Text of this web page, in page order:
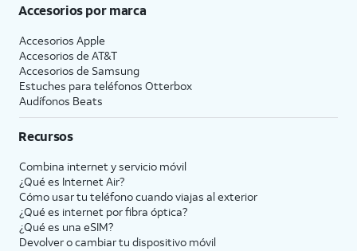
Accesorios por marca
Accesorios Apple
Accesorios de AT&T
Accesorios de Samsung
Estuches para teléfonos Otterbox
Audífonos Beats
Recursos
Combina internet y servicio móvil
¿Qué es Internet Air?
Cómo usar tu teléfono cuando viajas al exterior
¿Qué es internet por fibra óptica?
¿Qué es una eSIM?
Devolver o cambiar tu dispositivo móvil